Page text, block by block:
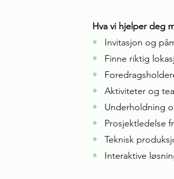
Hva vi hjelper deg
• Invitasjon og
•
Finne riktig
•
•
Aktiviteter og
•
Underholdning
•
Prosjektledelse
•
Teknisk
•
Interaktive